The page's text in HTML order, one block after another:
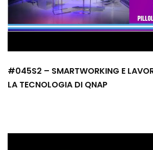
#045S2 – SMARTWORKING E
LA TECNOLOGIA DI QNAP